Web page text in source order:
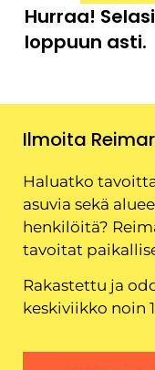
Hurraa!
loppuun asti.
Ilmoita
Haluatko
asuvia sekä
henkilöitä?
tavoitat
Rakastettu ja
keskiviikko noin